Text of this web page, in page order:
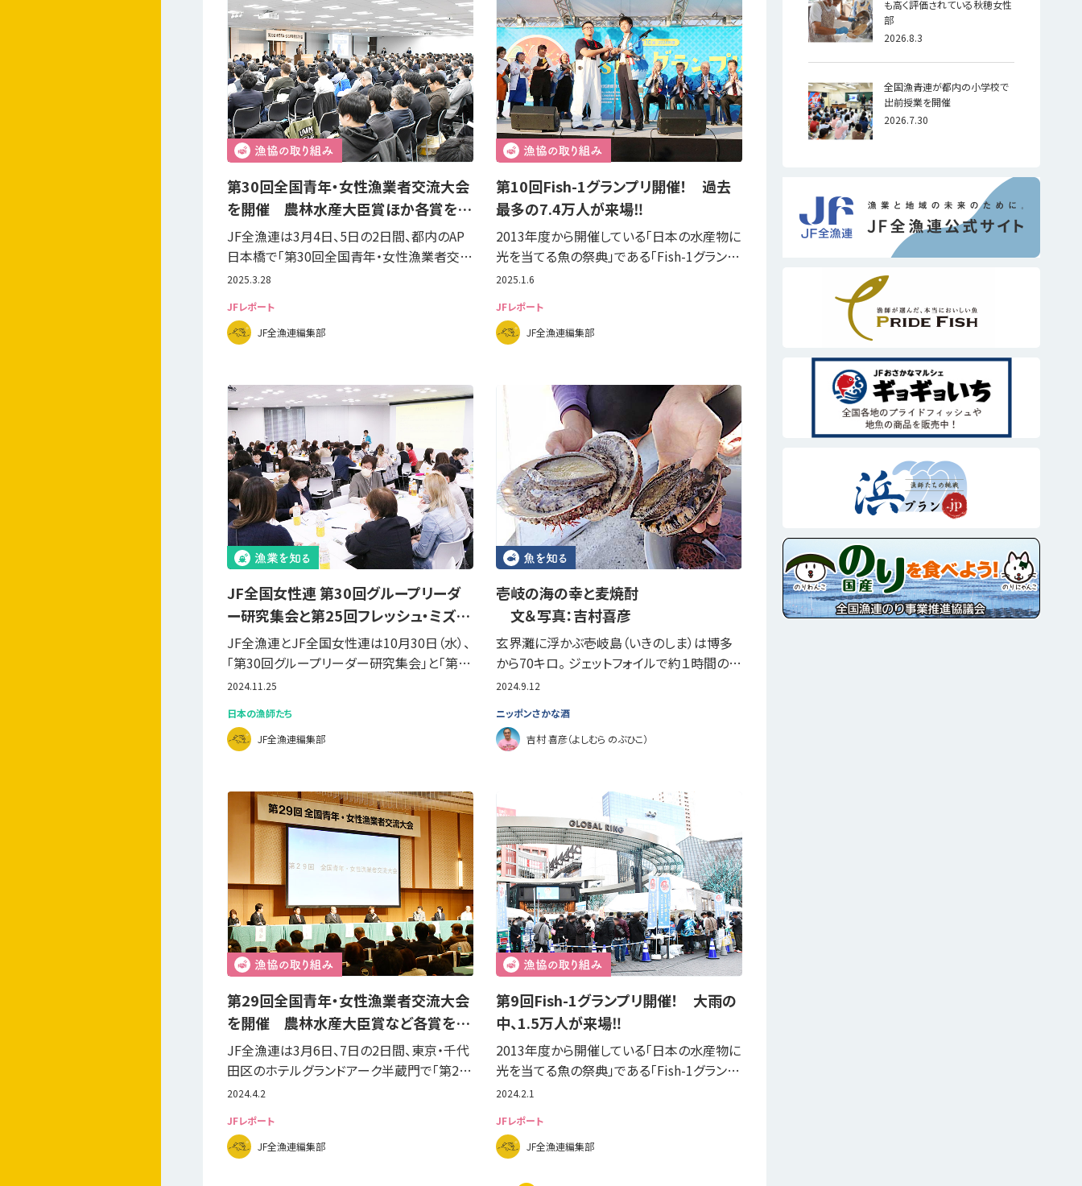
第30回全国青年・女性漁業者交流大会
を開催 農林水産大臣賞ほか各賞を…
JF全漁連は3月4日、5日の2日間、都内のAP
日本橋で「第30回全国青年・女性漁業者交…
2025.3.28
JFレポート
JF全漁連編集部
第10回Fish-1グランプリ開催！ 過去
最多の7.4万人が来場‼
2013年度から開催している「日本の水産物に
光を当てる魚の祭典」である「Fish-1グラン…
2025.1.6
JFレポート
JF全漁連編集部
JF全国女性連 第30回グループリーダ
ー研究集会と第25回フレッシュ・ミズ…
JF全漁連とJF全国女性連は10月30日（水）、
「第30回グループリーダー研究集会」と「第…
2024.11.25
日本の漁師たち
JF全漁連編集部
壱岐の海の幸と麦焼酎
文＆写真：吉村喜彦
玄界灘に浮かぶ壱岐島（いきのしま）は博多
から70キロ。 ジェットフォイルで約１時間の…
2024.9.12
ニッポンさかな酒
吉村 喜彦（よしむら のぶひこ）
第29回全国青年・女性漁業者交流大会
を開催 農林水産大臣賞など各賞を…
JF全漁連は3月6日、7日の2日間、東京・千代
田区のホテルグランドアーク半蔵門で「第2…
2024.4.2
JFレポート
JF全漁連編集部
第9回Fish-1グランプリ開催！ 大雨の
中、1.5万人が来場‼
2013年度から開催している「日本の水産物に
光を当てる魚の祭典」である「Fish-1グラン…
2024.2.1
JFレポート
JF全漁連編集部
も高く評価されている秋穂女性
部
2026.8.3
全国漁青連が都内の小学校で
出前授業を開催
2026.7.30